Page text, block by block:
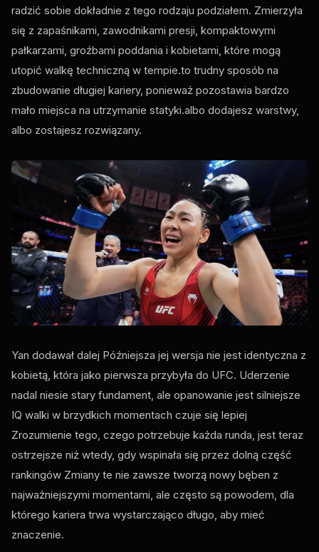
radzić sobie dokładnie z tego rodzaju podziałem. Zmierzyła
się z zapaśnikami, zawodnikami presji, kompaktowymi
pałkarzami, groźbami poddania i kobietami, które mogą
utopić walkę techniczną w tempie.to trudny sposób na
zbudowanie długiej kariery, ponieważ pozostawia bardzo
mało miejsca na utrzymanie statyki.albo dodajesz warstwy,
albo zostajesz rozwiązany.
Yan dodawał dalej Późniejsza jej wersja nie jest identyczna z
kobietą, która jako pierwsza przybyła do UFC. Uderzenie
nadal niesie stary fundament, ale opanowanie jest silniejsze
IQ walki w brzydkich momentach czuje się lepiej
Zrozumienie tego, czego potrzebuje każda runda, jest teraz
ostrzejsze niż wtedy, gdy wspinała się przez dolną część
rankingów Zmiany te nie zawsze tworzą nowy bęben z
najważniejszymi momentami, ale często są powodem, dla
którego kariera trwa wystarczająco długo, aby mieć
znaczenie.